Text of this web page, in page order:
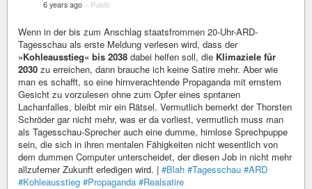
6 years ago – Public
Wenn in der bis zum Anschlag staatsfrommen 20-Uhr-ARD-
Tagesschau als erste Meldung verlesen wird, dass der
»Kohleausstieg« bis 2038 dabei helfen soll, die Klimaziele für
2030 zu erreichen, dann brauche ich keine Satire mehr. Aber wie
man es schafft, so eine hirnverachtende Propaganda mit ernstem
Gesicht zu vorzulesen ohne zum Opfer eines spntanen
Lachanfalles, bleibt mir ein Rätsel. Vermutlich bemerkt der Thorsten
Schröder gar nicht mehr, was er da vorliest, vermutlich muss man
als Tagesschau-Sprecher auch eine dumme, hirnlose Sprechpuppe
sein, die sich in ihren mentalen Fähigkeiten nicht wesentlich von
dem dummen Computer unterscheidet, der diesen Job in nicht mehr
allzuferner Zukunft erledigen wird. | #Blah #Tagesschau #ARD
#Kohleausstieg #Propaganda #Realsatire